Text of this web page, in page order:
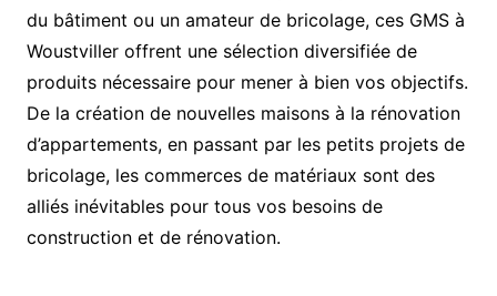
du bâtiment ou un amateur de bricolage, ces GMS à
Woustviller offrent une sélection diversifiée de
produits nécessaire pour mener à bien vos objectifs.
De la création de nouvelles maisons à la rénovation
d’appartements, en passant par les petits projets de
bricolage, les commerces de matériaux sont des
alliés inévitables pour tous vos besoins de
construction et de rénovation.